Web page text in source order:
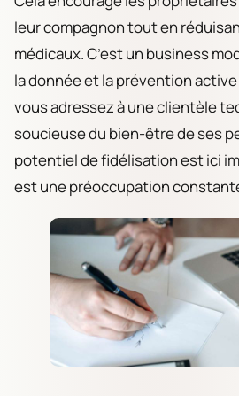
leur compagnon tout en
médicaux. C’est un business
la donnée et la prévention
vous adressez à une clientèle
soucieuse du bien-être de ses
potentiel de fidélisation est ici
est une préoccupation